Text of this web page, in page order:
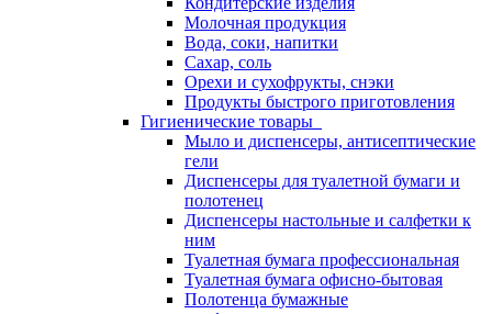
Молочная продукция
Вода, соки, напитки
Сахар, соль
Орехи и сухофрукты, снэки
Продукты быстрого приготовления
Гигиенические товары
Мыло и диспенсеры, антисептические
гели
Диспенсеры для туалетной бумаги и
полотенец
Диспенсеры настольные и салфетки к
ним
Туалетная бумага профессиональная
Туалетная бумага офисно-бытовая
Полотенца бумажные